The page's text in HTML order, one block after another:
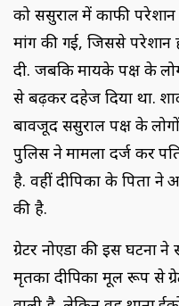
को ससुराल में काफी
मांग की गई, जिससे
दी. जबकि मायके पक्ष के
से बढ़कर दहेज दिया था.
बावजूद ससुराल पक्ष के
पुलिस ने मामला दर्ज कर
है. वहीं दीपिका के पिता ने
की है.
ग्रेटर नोएडा की इस घटना
मृतका दीपिका मूल रूप से